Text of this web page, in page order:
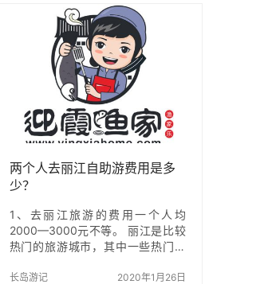
以大海蓝天为衬托，以田横峻岭为
屏障，北望长山列岛，南临刀鱼水
寨，别具一格，生动传神。阁高15
米，重檐八角，雕梁画栋，气宇非
凡。 下临浩瀚的大海，殿阁凌虚，
云雾缭绕，且有极盛的香火。阁建
于北宋嘉佑年间，虽经千年的沧
桑，仍不失当年的雄伟壮丽。登阁
四望，正北是远处的长山列岛，云
两个人去丽江自助游费用是多
少？
1、去丽江旅游的费用一个人均
2000—3000元不等。 丽江是比较
热门的旅游城市，其中一些热门景
旅游人数、行程、住宿、餐饮、购
长岛游记 2020年1月26日